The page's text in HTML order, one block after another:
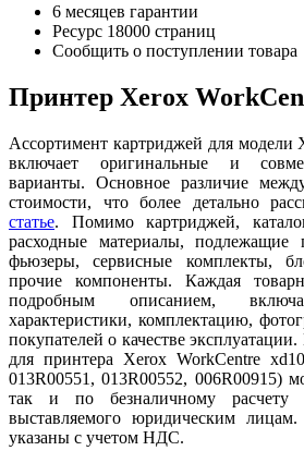
6 месяцев гарантии
Ресурс 18000 страниц
Сообщить о поступлении товара
Принтер Xerox
Ассортимент картриджей для модели
включает оригинальные и
варианты. Основное различие
стоимости, что более детально
статье. Помимо картриджей,
расходные материалы, подлежащие
фьюзеры, сервисные комплекты,
прочие компоненты. Каждая
подробным описанием,
характеристики, комплектацию,
покупателей о качестве
для принтера Xerox WorkCentre
013R00551, 013R00552, 006R00915)
так и по безналичному расчету
выставляемого юридическим
указаны с учетом НДС.